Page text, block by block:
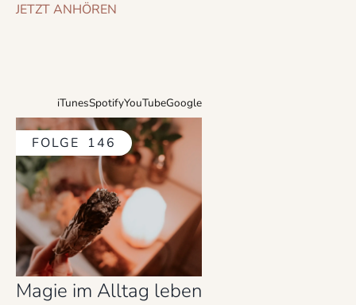
JETZT ANHÖREN
iTunesSpotifyYouTubeGoogle
FOLGE 146
Magie im Alltag leben